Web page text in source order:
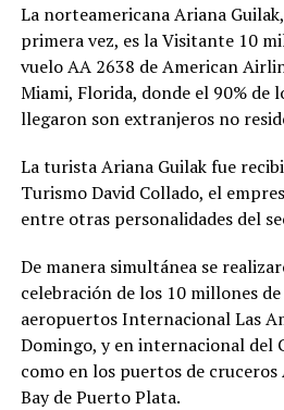
La norteamericana Ariana
primera vez, es la Visitante 10
vuelo AA 2638 de American
Miami, Florida, donde el 90% de
llegaron son extranjeros no
La turista Ariana Guilak fue
Turismo David Collado, el
entre otras personalidades del
De manera simultánea se
celebración de los 10 millones
aeropuertos Internacional Las
Domingo, y en internacional del
como en los puertos de cruceros
Bay de Puerto Plata.